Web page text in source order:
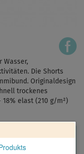
Wasser,
Die Shorts
Originaldesign
trockenes
18% elast (210 g/m²)